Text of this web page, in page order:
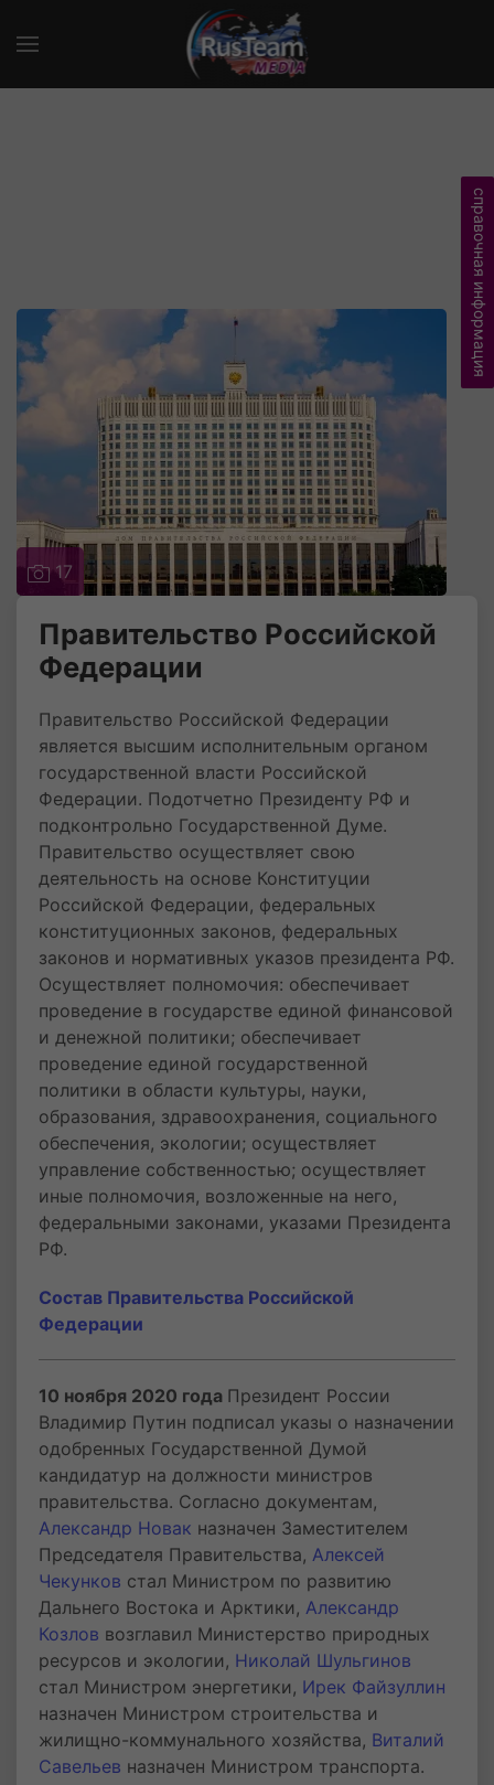
17
Правительство Российской
Федерации
Правительство Российской Федерации
является высшим исполнительным органом
государственной власти Российской
Федерации. Подотчетно Президенту РФ и
подконтрольно Государственной Думе.
Правительство осуществляет свою
деятельность на основе Конституции
Российской Федерации, федеральных
конституционных законов, федеральных
законов и нормативных указов президента РФ.
Осуществляет полномочия: обеспечивает
проведение в государстве единой финансовой
и денежной политики; обеспечивает
проведение единой государственной
политики в области культуры, науки,
образования, здравоохранения, социального
обеспечения, экологии; осуществляет
управление собственностью; осуществляет
иные полномочия, возложенные на него,
федеральными законами, указами Президента
РФ.
Состав Правительства Российской
Федерации
10 ноября 2020 года Президент России
Владимир Путин подписал указы о назначении
одобренных Государственной Думой
кандидатур на должности министров
правительства. Согласно документам,
Александр Новак назначен Заместителем
Председателя Правительства, Алексей
Чекунков стал Министром по развитию
Дальнего Востока и Арктики, Александр
Козлов возглавил Министерство природных
ресурсов и экологии, Николай Шульгинов
стал Министром энергетики, Ирек Файзуллин
назначен Министром строительства и
жилищно-коммунального хозяйства, Виталий
Савельев назначен Министром транспорта.
справочная информация